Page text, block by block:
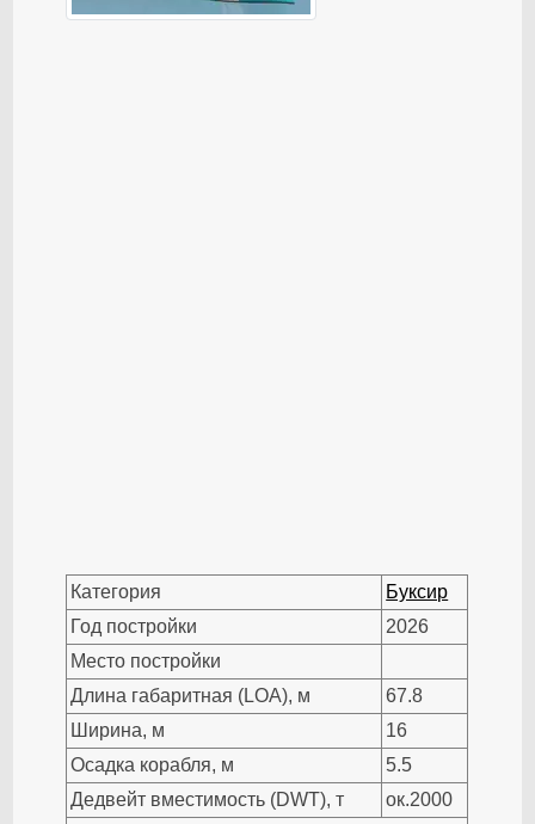
Категория
Буксир
Год постройки
2026
Место постройки
Длина габаритная (LOA), м
67.8
Ширина, м
16
Осадка корабля, м
5.5
Дедвейт вместимость (DWT), т
ок.2000